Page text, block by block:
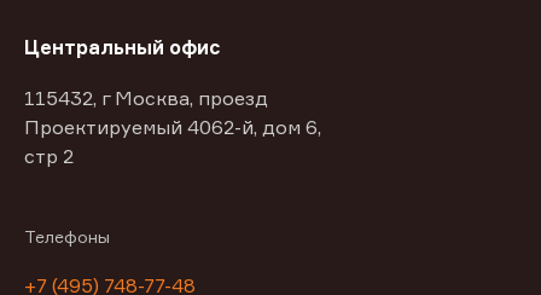
Центральный офис
115432, г Москва, проезд
Проектируемый 4062-й, дом 6,
стр 2
Телефоны
+7 (495) 748-77-48